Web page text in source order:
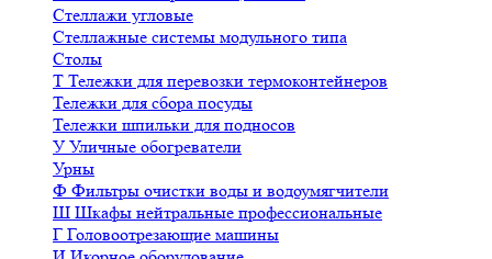
Стеллажи угловые
Стеллажные системы модульного типа
Столы
Т Тележки для перевозки термоконтейнеров
Тележки для сбора посуды
Тележки шпильки для подносов
У Уличные обогреватели
Урны
Ф Фильтры очистки воды и водоумягчители
Ш Шкафы нейтральные профессиональные
Г Головоотрезающие машины